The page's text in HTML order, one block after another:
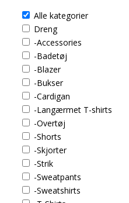
Alle kategorier
Dreng
-Accessories
-Badetøj
-Blazer
-Bukser
-Cardigan
-Langærmet T-shirts
-Overtøj
-Shorts
-Skjorter
-Strik
-Sweatpants
-Sweatshirts